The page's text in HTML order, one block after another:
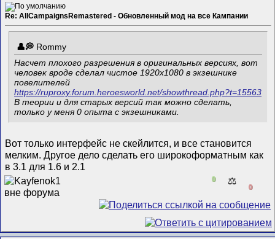
Re: AllCampaignsRemastered - Обновленный мод на все Кампании
Rommy
Насчет плохого разрешения в оригинальных версиях, вот
человек вроде сделал чистое 1920х1080 в экзешнике
повелителей
https://ruproxy.forum.heroesworld.net/showthread.php?t=15563
В теории и для старых версий так можно сделать,
только у меня 0 опыта с экзешниками.
Вот только интерфейс не скейлится, и все становится
мелким. Другое дело сделать его широкоформатным как
в 3.1 для 1.6 и 2.1
0 ⚖️
0